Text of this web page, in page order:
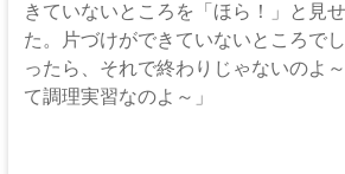
きていないところを「ほら！」と見
た。片づけができていないところで
ったら、それで終わりじゃないのよ
て調理実習なのよ～」